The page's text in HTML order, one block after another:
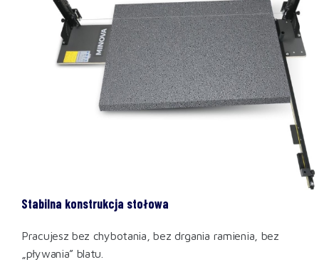
Stabilna konstrukcja stołowa
Pracujesz bez chybotania, bez drgania ramienia, bez
„pływania” blatu.